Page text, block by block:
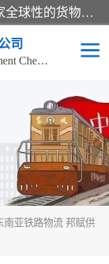
邦赋供应链管理成都有限公司是一家全球性的货物运输代理公司，主要从事：波兰中欧班列、德国中欧班列、出口莫斯科班列、中欧班列进口、蓉欧铁路、成都出口空运等业务，同时亦提供报关、报检、仓储、码头操作等服务。
司
Bangfu Supply Chain Management Chengdu Co.,LTD
南亚铁路物流 邦赋供
班列
运